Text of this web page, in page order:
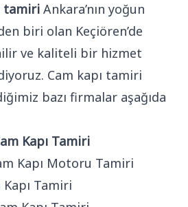
tamiri Ankara’nın yoğun
biri olan Keçiören’de
ve kaliteli bir hizmet
Cam kapı tamiri
bazı firmalar aşağıda
Kapı Tamiri
Kapı Motoru Tamiri
Tamiri